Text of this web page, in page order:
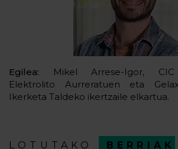
Egilea: Mikel Arrese-Igor, CIC
Elektrolito Aurreratuen eta
Ikerketa Taldeko ikertzaile elkartua.
LOTUTAKO BERRIAK